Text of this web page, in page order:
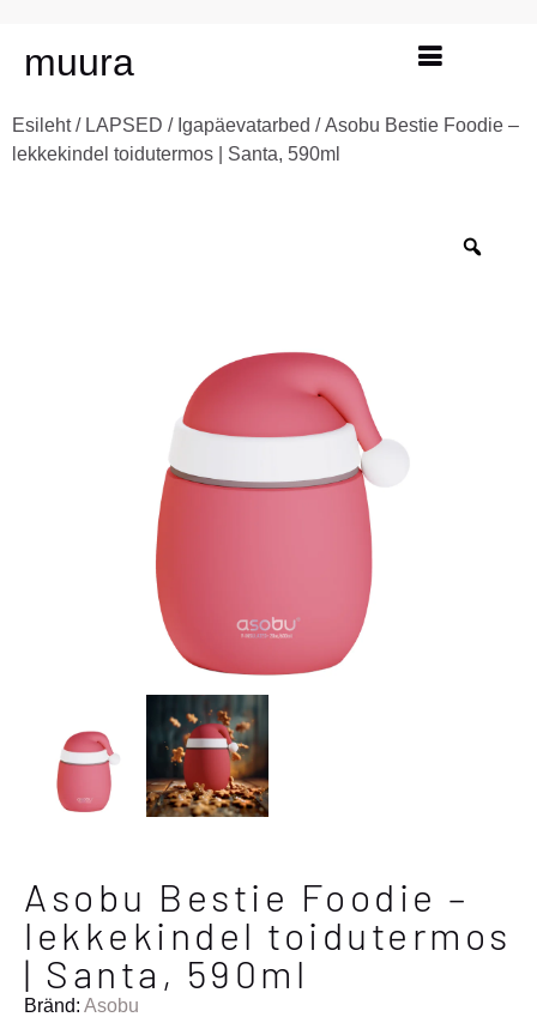
muura
Esileht/ LAPSED / Igapäevatarbed / Asobu Bestie Foodie –
lekkekindel toidutermos | Santa, 590ml
Asobu Bestie Foodie –
lekkekindel toidutermos
| Santa, 590ml
Bränd: Asobu